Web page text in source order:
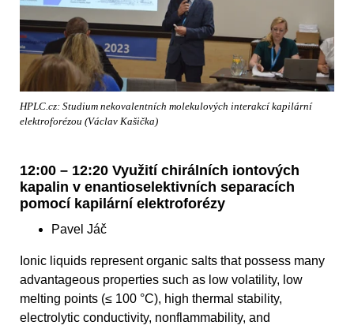
HPLC.cz: Studium nekovalentních molekulových interakcí kapilární
elektroforézou (Václav Kašička)
12:00 – 12:20 Využití chirálních iontových
kapalin v enantioselektivních separacích
pomocí kapilární elektroforézy
Pavel Jáč
Ionic liquids represent organic salts that possess many
advantageous properties such as low volatility, low
melting points (≤ 100 °C), high thermal stability,
electrolytic conductivity, nonflammability, and